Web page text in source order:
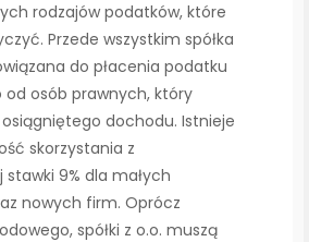
rodzajów podatków, które
Przede wszystkim spółka
do płacenia podatku
osób prawnych, który
osiągniętego dochodu. Istnieje
skorzystania z
9% dla małych
nowych firm. Oprócz
spółki z o.o. muszą